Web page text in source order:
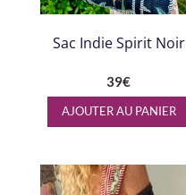
Sac Indie Spirit Noir
39€
AJOUTER AU PANIER